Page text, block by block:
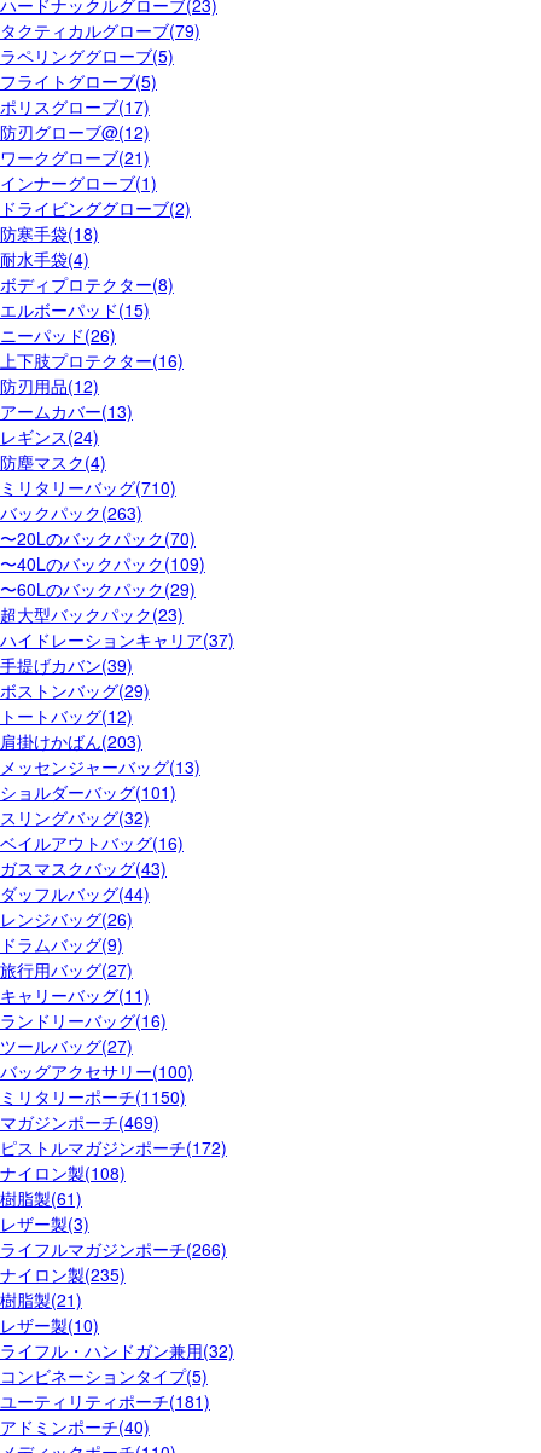
タクティカルグローブ(79)
ラペリンググローブ(5)
フライトグローブ(5)
ポリスグローブ(17)
防刃グローブ@(12)
ワークグローブ(21)
インナーグローブ(1)
ドライビンググローブ(2)
防寒手袋(18)
耐水手袋(4)
ボディプロテクター(8)
エルボーパッド(15)
ニーパッド(26)
上下肢プロテクター(16)
防刃用品(12)
アームカバー(13)
レギンス(24)
防塵マスク(4)
ミリタリーバッグ(710)
バックパック(263)
〜20Lのバックパック(70)
〜40Lのバックパック(109)
〜60Lのバックパック(29)
超大型バックパック(23)
ハイドレーションキャリア(37)
手提げカバン(39)
ボストンバッグ(29)
トートバッグ(12)
肩掛けかばん(203)
メッセンジャーバッグ(13)
ショルダーバッグ(101)
スリングバッグ(32)
ベイルアウトバッグ(16)
ガスマスクバッグ(43)
ダッフルバッグ(44)
レンジバッグ(26)
ドラムバッグ(9)
旅行用バッグ(27)
キャリーバッグ(11)
ランドリーバッグ(16)
ツールバッグ(27)
バッグアクセサリー(100)
ミリタリーポーチ(1150)
マガジンポーチ(469)
ピストルマガジンポーチ(172)
ナイロン製(108)
樹脂製(61)
レザー製(3)
ライフルマガジンポーチ(266)
ナイロン製(235)
樹脂製(21)
レザー製(10)
ライフル・ハンドガン兼用(32)
コンビネーションタイプ(5)
ユーティリティポーチ(181)
アドミンポーチ(40)